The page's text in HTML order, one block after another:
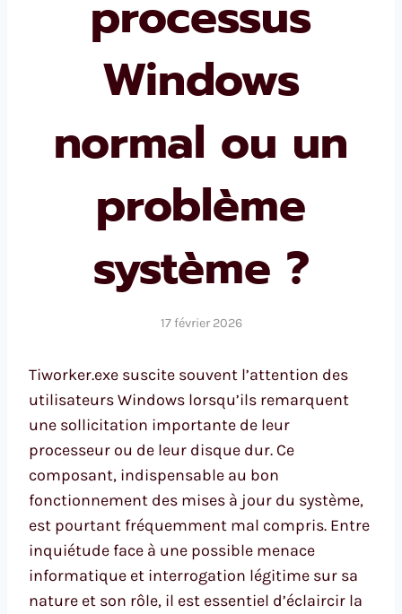
processus
Windows
normal ou un
problème
système ?
17 février 2026
Tiworker.exe suscite souvent l’attention des
utilisateurs Windows lorsqu’ils remarquent
une sollicitation importante de leur
processeur ou de leur disque dur. Ce
composant, indispensable au bon
fonctionnement des mises à jour du système,
est pourtant fréquemment mal compris. Entre
inquiétude face à une possible menace
informatique et interrogation légitime sur sa
nature et son rôle, il est essentiel d’éclaircir la